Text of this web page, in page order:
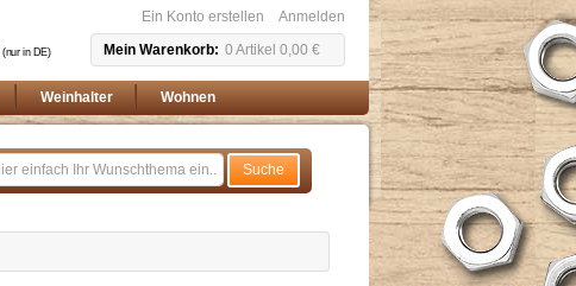
(nur in DE)
Anmelden
Ein Konto erstellen
Mein Warenkorb
0 Artikel 0,00 €
Weinhalter Wohnen
Suche